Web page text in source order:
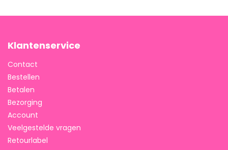
Klantenservice
Contact
Bestellen
Betalen
Bezorging
Account
Veelgestelde vragen
Retourlabel